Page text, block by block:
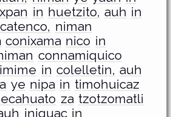
in huetzito, auh in
niman
conixama nico in
connamiquico
in colelletin, auh
ye nipa in timohuicaz
za tzotzomatli
iniquac in